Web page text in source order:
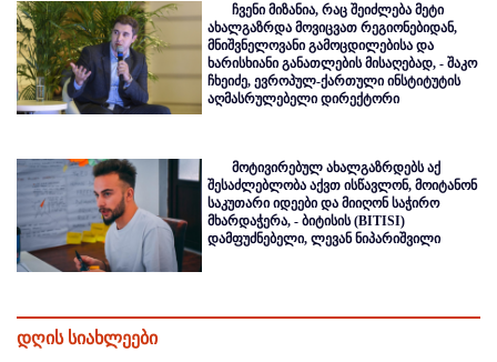
ჩვენი მიზანია, რაც შეიძლება მეტი
ახალგაზრდა მოვიცვათ რეგიონებიდან,
მნიშვნელოვანი გამოცდილებისა და
ხარისხიანი განათლების მისაღებად, - შაკო
ჩხეიძე, ევროპულ-ქართული ინსტიტუტის
აღმასრულებელი დირექტორი
მოტივირებულ ახალგაზრდებს აქ
შესაძლებლობა აქვთ ისწავლონ, მოიტანონ
საკუთარი იდეები და მიიღონ საჭირო
მხარდაჭერა, - ბიტისის (BITISI)
დამფუძნებელი, ლევან ნიპარიშვილი
დღის სიახლეები